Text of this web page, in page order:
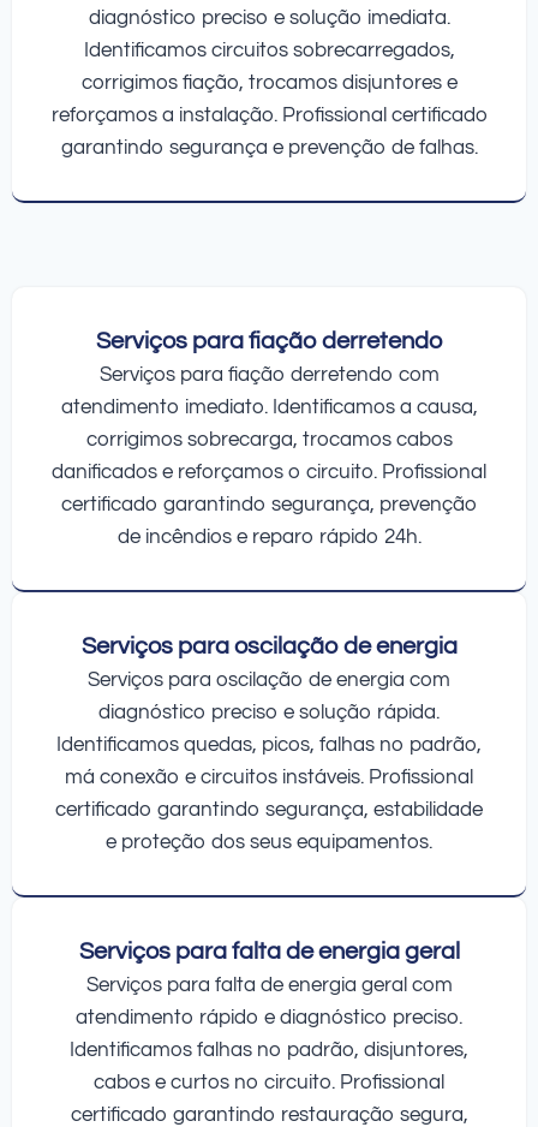
diagnóstico preciso e solução imediata.
Identificamos circuitos sobrecarregados,
corrigimos fiação, trocamos disjuntores e
reforçamos a instalação. Profissional certificado
garantindo segurança e prevenção de falhas.
Serviços para fiação derretendo
Serviços para fiação derretendo com
atendimento imediato. Identificamos a causa,
corrigimos sobrecarga, trocamos cabos
danificados e reforçamos o circuito. Profissional
certificado garantindo segurança, prevenção
de incêndios e reparo rápido 24h.
Serviços para oscilação de energia
Serviços para oscilação de energia com
diagnóstico preciso e solução rápida.
Identificamos quedas, picos, falhas no padrão,
má conexão e circuitos instáveis. Profissional
certificado garantindo segurança, estabilidade
e proteção dos seus equipamentos.
Serviços para falta de energia geral
Serviços para falta de energia geral com
atendimento rápido e diagnóstico preciso.
Identificamos falhas no padrão, disjuntores,
cabos e curtos no circuito. Profissional
certificado garantindo restauração segura,